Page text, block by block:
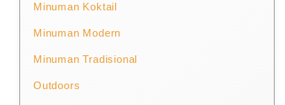
Minuman Koktail
Minuman Modern
Minuman Tradisional
Outdoors